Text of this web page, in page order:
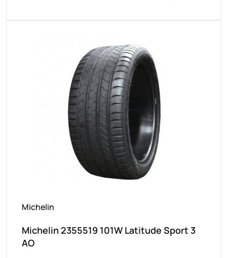
Michelin
Michelin 2355519 101W Latitude Sport 3
AO